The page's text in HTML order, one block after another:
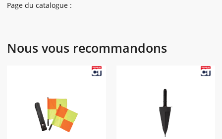
Page du catalogue :
Nous vous recommandons